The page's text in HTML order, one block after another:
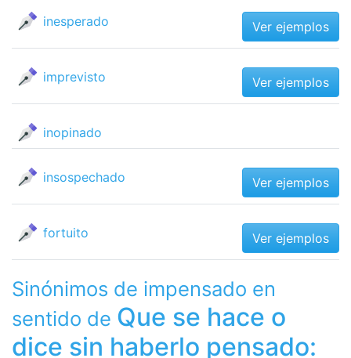
inesperado Ver ejemplos
imprevisto Ver ejemplos
inopinado
insospechado Ver ejemplos
fortuito Ver ejemplos
Sinónimos de impensado en
sentido de Que se hace o
dice sin haberlo pensado: